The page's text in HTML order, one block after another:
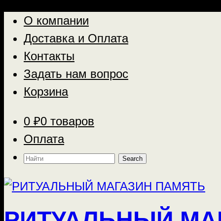
О компании
Доставка и Оплата
Контакты
Задать нам вопрос
Корзина
0 ₽0 товаров
Оплата
Найти: